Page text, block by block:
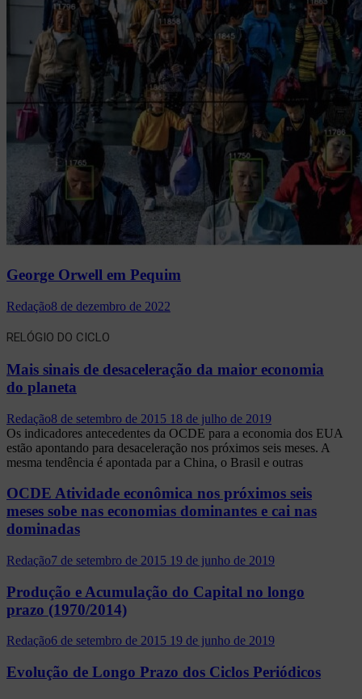
George Orwell em Pequim
Redação8 de dezembro de 2022
RELÓGIO DO CICLO
Mais sinais de desaceleração da maior economia
do planeta
Redação8 de setembro de 2015 18 de julho de 2019
Os indicadores antecedentes da OCDE para a economia dos EUA
estão apontando para desaceleração nos próximos seis meses. A
mesma tendência é apontada par a China, o Brasil e outras
OCDE Atividade econômica nos próximos seis
meses sobe nas economias dominantes e cai nas
dominadas
Redação7 de setembro de 2015 19 de junho de 2019
Produção e Acumulação do Capital no longo
prazo (1970/2014)
Redação6 de setembro de 2015 19 de junho de 2019
Evolução de Longo Prazo dos Ciclos Periódicos